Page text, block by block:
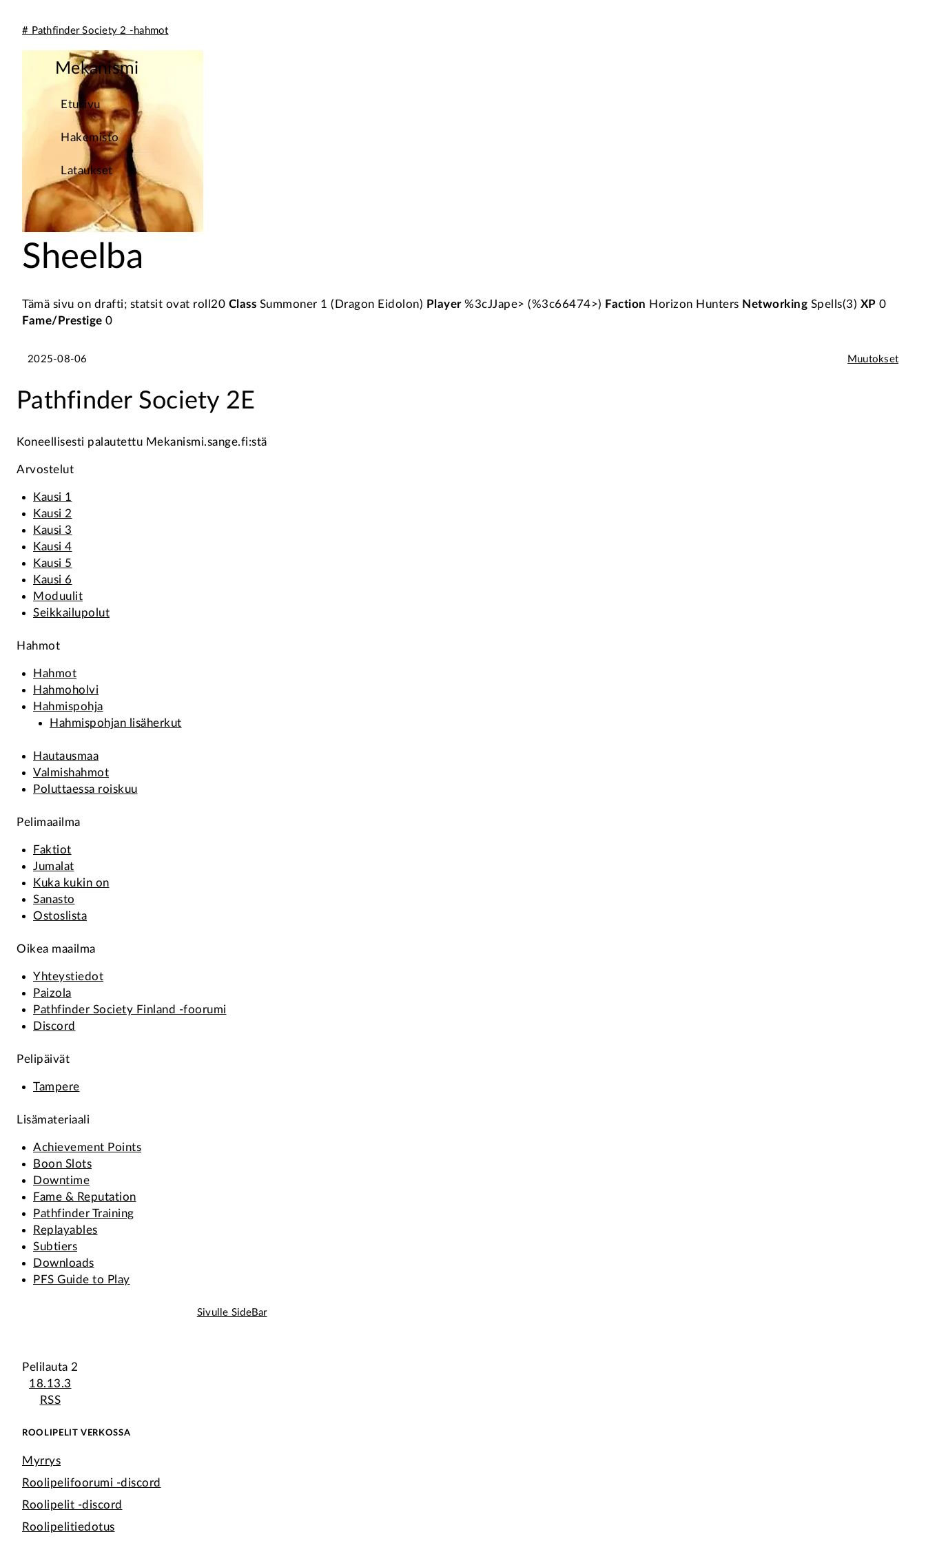
Mekanismi
Etusivu
Hakemisto
Lataukset
# Pathfinder Society 2 -hahmot
Sheelba
Tämä sivu on drafti; statsit ovat roll20 Class Summoner 1 (Dragon Eidolon) Player%3cJJape> (%3c66474>) Faction Horizon Hunters Networking Spells(3) XP 0
Fame/Prestige 0
2025-08-06 Muutokset
Pathfinder Society 2E
Koneellisesti palautettu Mekanismi.sange.fi:stä
Arvostelut
Kausi 1
Kausi 2
Kausi 3
Kausi 4
Kausi 5
Kausi 6
Moduulit
Seikkailupolut
Hahmot
Hahmot
Hahmoholvi
Hahmispohja
Hahmispohjan lisäherkut
Hautausmaa
Valmishahmot
Poluttaessa roiskuu
Pelimaailma
Faktiot
Jumalat
Kuka kukin on
Sanasto
Ostoslista
Oikea maailma
Yhteystiedot
Paizola
Pathfinder Society Finland -foorumi
Discord
Pelipäivät
Tampere
Lisämateriaali
Achievement Points
Boon Slots
Downtime
Fame & Reputation
Pathfinder Training
Replayables
Subtiers
Downloads
PFS Guide to Play
Sivulle SideBar
Pelilauta 2
18.13.3
RSS
ROOLIPELIT VERKOSSA
Myrrys
Roolipelifoorumi -discord
Roolipelit -discord
Roolipelitiedotus